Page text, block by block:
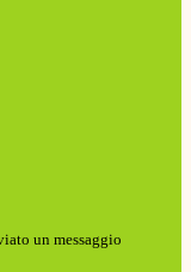
un messaggio